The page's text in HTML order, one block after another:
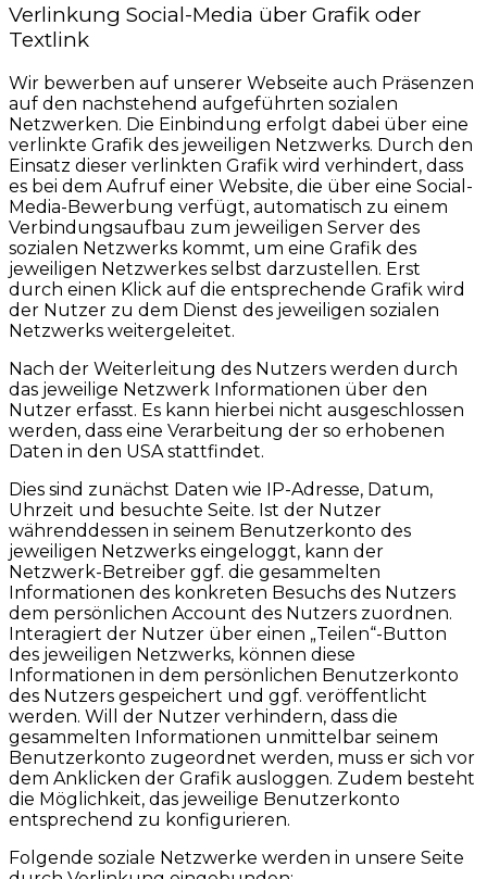
Verlinkung Social-Media über Grafik oder
Textlink
Wir bewerben auf unserer Webseite auch Präsenzen
auf den nachstehend aufgeführten sozialen
Netzwerken. Die Einbindung erfolgt dabei über eine
verlinkte Grafik des jeweiligen Netzwerks. Durch den
Einsatz dieser verlinkten Grafik wird verhindert, dass
es bei dem Aufruf einer Website, die über eine Social-
Media-Bewerbung verfügt, automatisch zu einem
Verbindungsaufbau zum jeweiligen Server des
sozialen Netzwerks kommt, um eine Grafik des
jeweiligen Netzwerkes selbst darzustellen. Erst
durch einen Klick auf die entsprechende Grafik wird
der Nutzer zu dem Dienst des jeweiligen sozialen
Netzwerks weitergeleitet.
Nach der Weiterleitung des Nutzers werden durch
das jeweilige Netzwerk Informationen über den
Nutzer erfasst. Es kann hierbei nicht ausgeschlossen
werden, dass eine Verarbeitung der so erhobenen
Daten in den USA stattfindet.
Dies sind zunächst Daten wie IP-Adresse, Datum,
Uhrzeit und besuchte Seite. Ist der Nutzer
währenddessen in seinem Benutzerkonto des
jeweiligen Netzwerks eingeloggt, kann der
Netzwerk-Betreiber ggf. die gesammelten
Informationen des konkreten Besuchs des Nutzers
dem persönlichen Account des Nutzers zuordnen.
Interagiert der Nutzer über einen „Teilen“-Button
des jeweiligen Netzwerks, können diese
Informationen in dem persönlichen Benutzerkonto
des Nutzers gespeichert und ggf. veröffentlicht
werden. Will der Nutzer verhindern, dass die
gesammelten Informationen unmittelbar seinem
Benutzerkonto zugeordnet werden, muss er sich vor
dem Anklicken der Grafik ausloggen. Zudem besteht
die Möglichkeit, das jeweilige Benutzerkonto
entsprechend zu konfigurieren.
Folgende soziale Netzwerke werden in unsere Seite